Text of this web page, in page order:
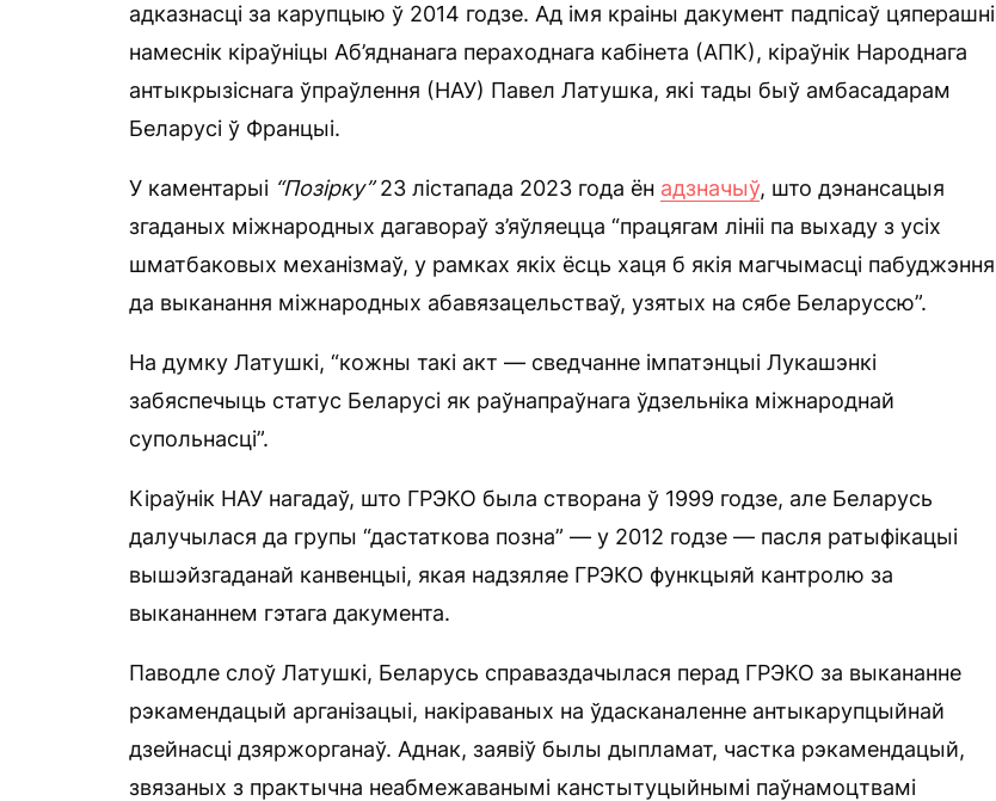
адказнасці за карупцыю ў 2014 годзе. Ад імя краіны дакумент падпісаў цяперашні
намеснік кіраўніцы Аб’яднанага пераходнага кабінета (АПК), кіраўнік Народнага
антыкрызіснага ўпраўлення (НАУ) Павел Латушка, які тады быў амбасадарам
Беларусі ў Францыі.
У каментарыі “Позірку”23 лістапада 2023 года ён адзначыў, што дэнансацыя
згаданых міжнародных дагавораў з’яўляецца “працягам лініі па выхаду з усіх
шматбаковых механізмаў, у рамках якіх ёсць хаця б якія магчымасці пабуджэння
да выканання міжнародных абавязацельстваў, узятых на сябе Беларуссю”.
На думку Латушкі, “кожны такі акт — сведчанне імпатэнцыі Лукашэнкі
забяспечыць статус Беларусі як раўнапраўнага ўдзельніка міжнароднай
супольнасці”.
Кіраўнік НАУ нагадаў, што ГРЭКО была створана ў 1999 годзе, але Беларусь
далучылася да групы “дастаткова позна” — у 2012 годзе — пасля ратыфікацыі
вышэйзгаданай канвенцыі, якая надзяляе ГРЭКО функцыяй кантролю за
выкананнем гэтага дакумента.
Паводле слоў Латушкі, Беларусь справаздачылася перад ГРЭКО за выкананне
рэкамендацый арганізацыі, накіраваных на ўдасканаленне антыкарупцыйнай
дзейнасці дзяржорганаў. Аднак, заявіў былы дыпламат, частка рэкамендацый,
звязаных з практычна неабмежаванымі канстытуцыйнымі паўнамоцтвамі